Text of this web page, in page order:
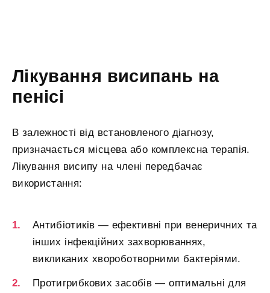
Лікування висипань на
пенісі
В залежності від встановленого діагнозу,
призначається місцева або комплексна терапія.
Лікування висипу на члені передбачає
використання:
Антибіотиків — ефективні при венеричних та
інших інфекційних захворюваннях,
викликаних хвороботворними бактеріями.
Протигрибкових засобів — оптимальні для